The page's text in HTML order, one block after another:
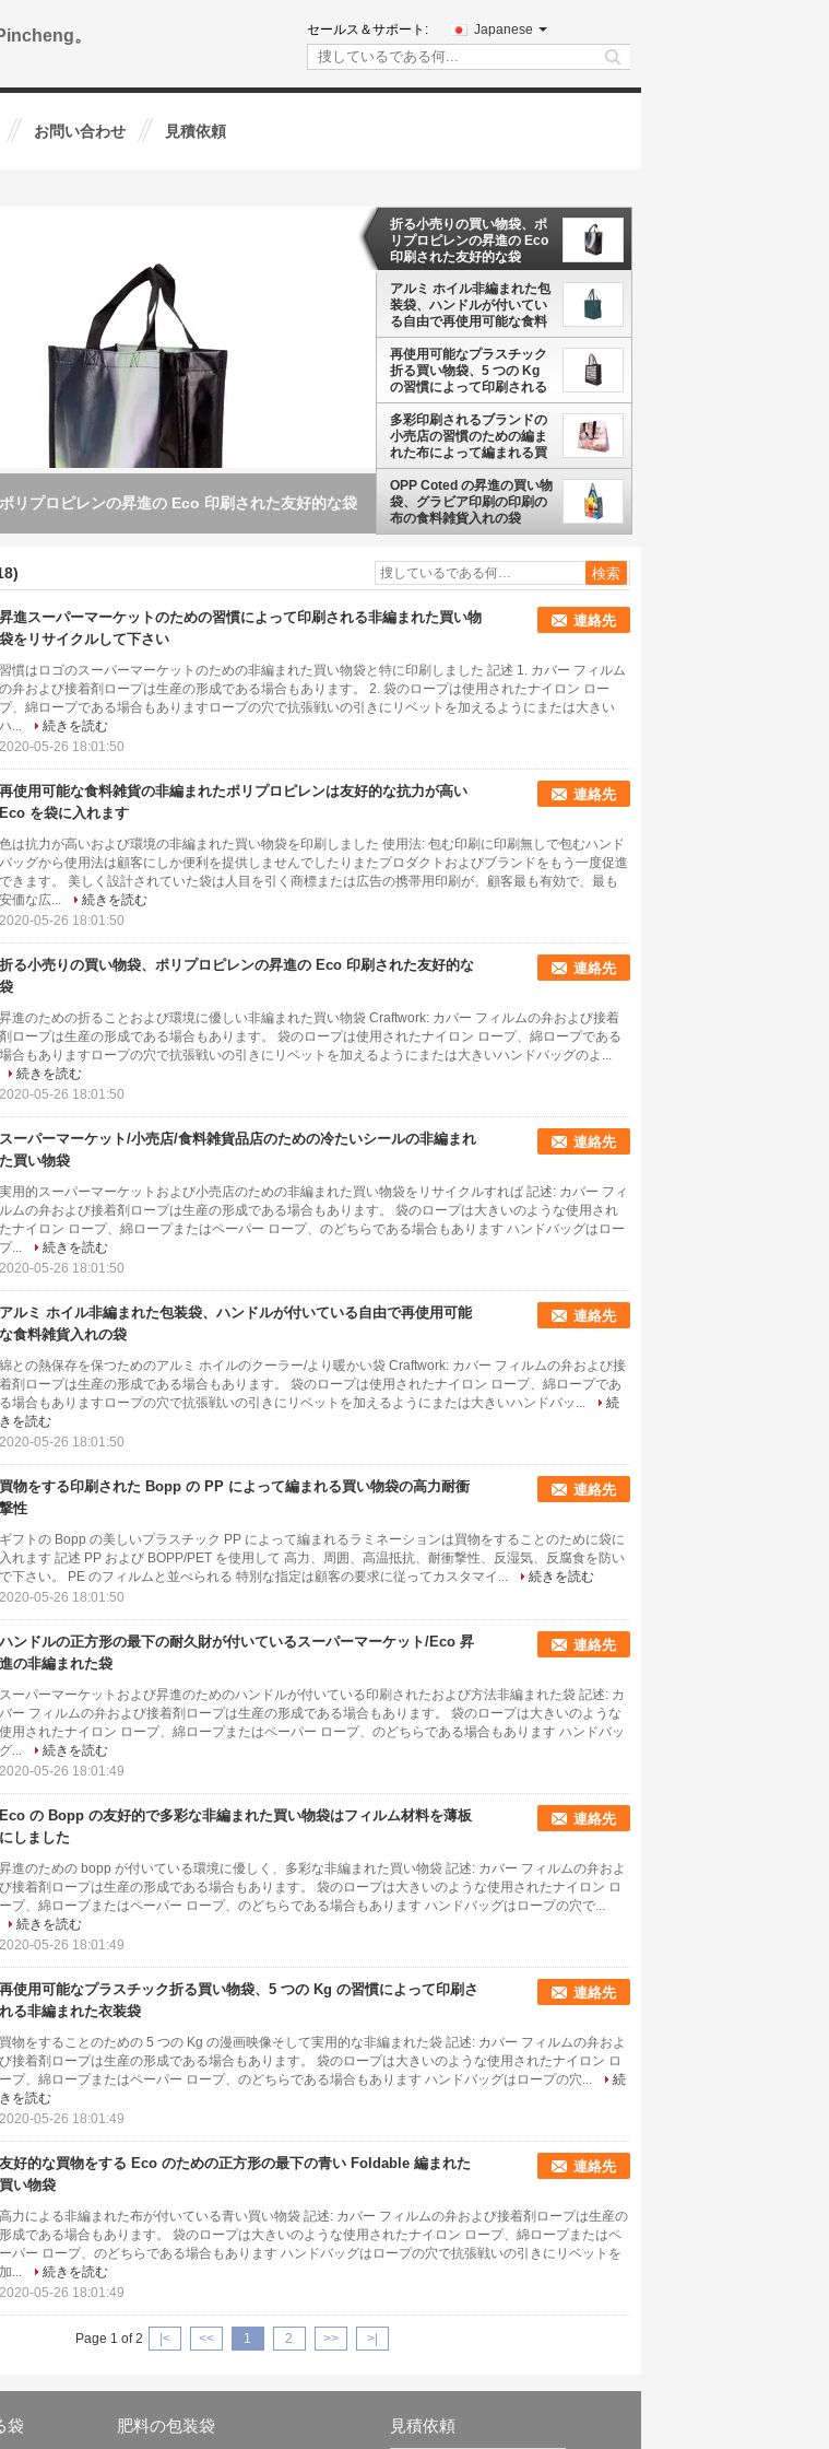
。 セールス＆サポート: Japanese
search
お問い合わせ 見積依頼
装袋、ハンドルが付いている自由で再使用可能な食
料雑貨入れの袋
折る小売りの買い物袋、ポ
リプロピレンの昇進の Eco
印刷された友好的な袋
アルミ ホイル非編まれた包
装袋、ハンドルが付いてい
る自由で再使用可能な食料
雑貨入れの袋
再使用可能なプラスチック
折る買い物袋、5 つの Kg
の習慣によって印刷される
非編まれた衣装袋
多彩印刷されるブランドの
小売店の習慣のための編ま
れた布によって編まれる買
い物袋をリサイクルして下
さい
OPP Coted の昇進の買い物
袋、グラビア印刷の印刷の
布の食料雑貨入れの袋
昇進スーパーマーケットのための習慣によって印刷される非編まれた買い物
袋をリサイクルして下さい
連絡先
習慣はロゴのスーパーマーケットのための非編まれた買い物袋と特に印刷しました 記述 1. カバー フィルム
の弁および接着剤ロープは生産の形成である場合もあります。 2. 袋のロープは使用されたナイロン ロー
プ、綿ロープである場合もありますロープの穴で抗張戦いの引きにリベットを加えるようにまたは大きい
ハ...
続きを読む
2020-05-26 18:01:50
再使用可能な食料雑貨の非編まれたポリプロピレンは友好的な抗力が高い
Eco を袋に入れます
連絡先
色は抗力が高いおよび環境の非編まれた買い物袋を印刷しました 使用法: 包む印刷に印刷無しで包むハンド
バッグから使用法は顧客にしか便利を提供しませんでしたりまたプロダクトおよびブランドをもう一度促進
できます。 美しく設計されていた袋は人目を引く商標または広告の携帯用印刷が、顧客最も有効で、最も
安価な広...
続きを読む
2020-05-26 18:01:50
折る小売りの買い物袋、ポリプロピレンの昇進の Eco 印刷された友好的な
袋
連絡先
昇進のための折ることおよび環境に優しい非編まれた買い物袋 Craftwork: カバー フィルムの弁および接着
剤ロープは生産の形成である場合もあります。 袋のロープは使用されたナイロン ロープ、綿ロープである
場合もありますロープの穴で抗張戦いの引きにリベットを加えるようにまたは大きいハンドバッグのよ...
続きを読む
2020-05-26 18:01:50
スーパーマーケット/小売店/食料雑貨品店のための冷たいシールの非編まれ
た買い物袋
連絡先
実用的スーパーマーケットおよび小売店のための非編まれた買い物袋をリサイクルすれば 記述: カバー フィ
ルムの弁および接着剤ロープは生産の形成である場合もあります。 袋のロープは大きいのような使用され
たナイロン ロープ、綿ロープまたはペーパー ロープ、のどちらである場合もあります ハンドバッグはロー
プ...
続きを読む
2020-05-26 18:01:50
アルミ ホイル非編まれた包装袋、ハンドルが付いている自由で再使用可能
な食料雑貨入れの袋
連絡先
綿との熱保存を保つためのアルミ ホイルのクーラー/より暖かい袋 Craftwork: カバー フィルムの弁および接
着剤ロープは生産の形成である場合もあります。 袋のロープは使用されたナイロン ロープ、綿ロープであ
る場合もありますロープの穴で抗張戦いの引きにリベットを加えるようにまたは大きいハンドバッ...
続
きを読む
2020-05-26 18:01:50
買物をする印刷された Bopp の PP によって編まれる買い物袋の高力耐衝
撃性
連絡先
ギフトの Bopp の美しいプラスチック PP によって編まれるラミネーションは買物をすることのために袋に
入れます 記述 PP および BOPP/PET を使用して 高力、周囲、高温抵抗、耐衝撃性、反湿気、反腐食を防い
で下さい。 PE のフィルムと並べられる 特別な指定は顧客の要求に従ってカスタマイ...
続きを読む
2020-05-26 18:01:50
ハンドルの正方形の最下の耐久財が付いているスーパーマーケット/Eco 昇
進の非編まれた袋
連絡先
スーパーマーケットおよび昇進のためのハンドルが付いている印刷されたおよび方法非編まれた袋 記述: カ
バー フィルムの弁および接着剤ロープは生産の形成である場合もあります。 袋のロープは大きいのような
使用されたナイロン ロープ、綿ロープまたはペーパー ロープ、のどちらである場合もあります ハンドバッ
グ...
続きを読む
2020-05-26 18:01:49
Eco の Bopp の友好的で多彩な非編まれた買い物袋はフィルム材料を薄板
にしました
連絡先
昇進のための bopp が付いている環境に優しく、多彩な非編まれた買い物袋 記述: カバー フィルムの弁およ
び接着剤ロープは生産の形成である場合もあります。 袋のロープは大きいのような使用されたナイロン ロ
ープ、綿ロープまたはペーパー ロープ、のどちらである場合もあります ハンドバッグはロープの穴で...
続きを読む
2020-05-26 18:01:49
再使用可能なプラスチック折る買い物袋、5 つの Kg の習慣によって印刷さ
れる非編まれた衣装袋
連絡先
買物をすることのための 5 つの Kg の漫画映像そして実用的な非編まれた袋 記述: カバー フィルムの弁およ
び接着剤ロープは生産の形成である場合もあります。 袋のロープは大きいのような使用されたナイロン ロ
ープ、綿ロープまたはペーパー ロープ、のどちらである場合もあります ハンドバッグはロープの穴...
続
きを読む
2020-05-26 18:01:49
友好的な買物をする Eco のための正方形の最下の青い Foldable 編まれた
買い物袋
連絡先
高力による非編まれた布が付いている青い買い物袋 記述: カバー フィルムの弁および接着剤ロープは生産の
形成である場合もあります。 袋のロープは大きいのような使用されたナイロン ロープ、綿ロープまたはペ
ーパー ロープ、のどちらである場合もあります ハンドバッグはロープの穴で抗張戦いの引きにリベットを
加...
続きを読む
2020-05-26 18:01:49
Page 1 of 2 |< << 1 2 >> >|
袋 肥料の包装袋 見積依頼